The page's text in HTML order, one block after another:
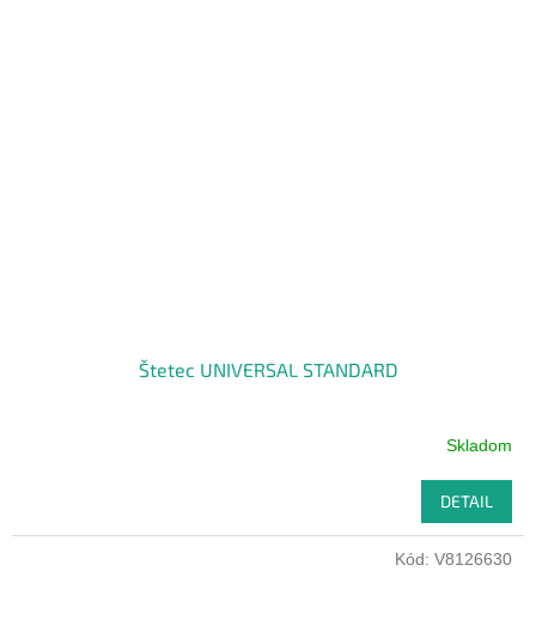
Štetec UNIVERSAL STANDARD
Skladom
DETAIL
Kód: V8126630